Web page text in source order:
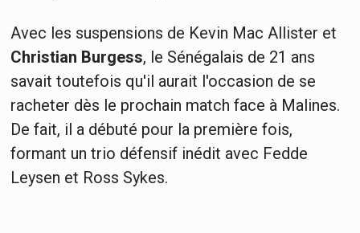
Avec les suspensions de Kevin Mac Allister et
Christian Burgess, le Sénégalais de 21 ans
savait toutefois qu'il aurait l'occasion de se
racheter dès le prochain match face à Malines.
De fait, il a débuté pour la première fois,
formant un trio défensif inédit avec Fedde
Leysen et Ross Sykes.